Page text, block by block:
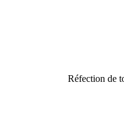
Réfection de